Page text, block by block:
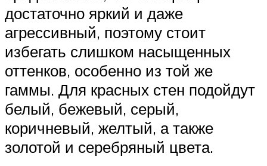
достаточно яркий и даже
агрессивный, поэтому стоит
избегать слишком насыщенных
оттенков, особенно из той же
гаммы. Для красных стен подойдут
белый, бежевый, серый,
коричневый, желтый, а также
золотой и серебряный цвета.